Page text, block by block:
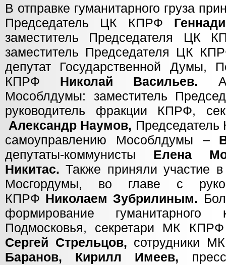
В отправке гуманитарного груза
Председатель ЦК КПРФ
заместитель Председателя ЦК
заместитель Председателя ЦК
депутат Государственной Думы,
КПРФ Николай Васильев. А
Мособлдумы: заместитель
руководитель фракции КПРФ,
Александр Наумов, Председатель
самоуправлению Мособлдумы –
депутаты-коммунисты Елена
Никитас. Также приняли участие
Мосгордумы, во главе с
КПРФ Николаем Зубрилиным.
формирование гуманитарного
Подмосковья, секретари МК
Сергей Стрельцов, сотрудники
Баранов, Кирилл Имеев,